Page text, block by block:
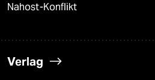
Nahost-Konflikt
Verlag